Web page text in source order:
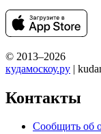
© 2013–2026
кудамоскоу.ру |
Контакты
Сообщить об